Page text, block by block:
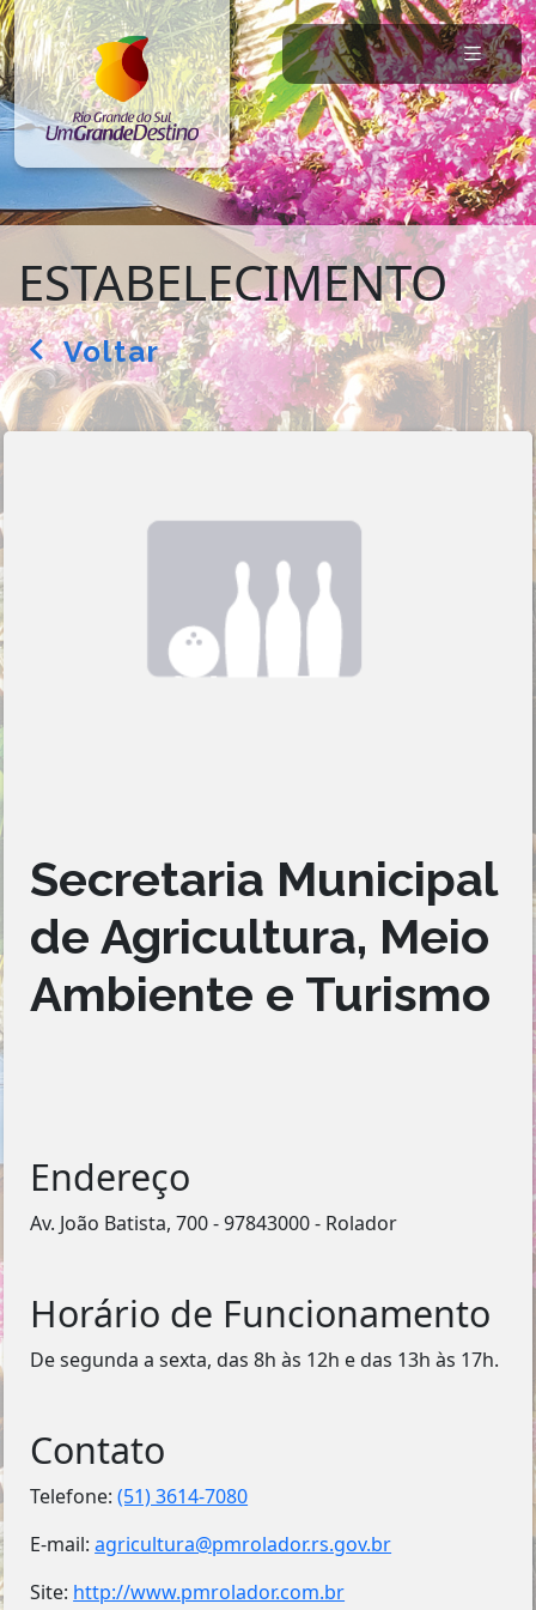
ESTABELECIMENTO
arrow_back_ios Voltar
Secretaria Municipal
de Agricultura, Meio
Ambiente e Turismo
Endereço
Av. João Batista, 700 - 97843000 - Rolador
Horário de Funcionamento
De segunda a sexta, das 8h às 12h e das 13h às 17h.
Contato
Telefone:(51) 3614-7080
E-mail:agricultura@pmrolador.rs.gov.br
Site: http://www.pmrolador.com.br